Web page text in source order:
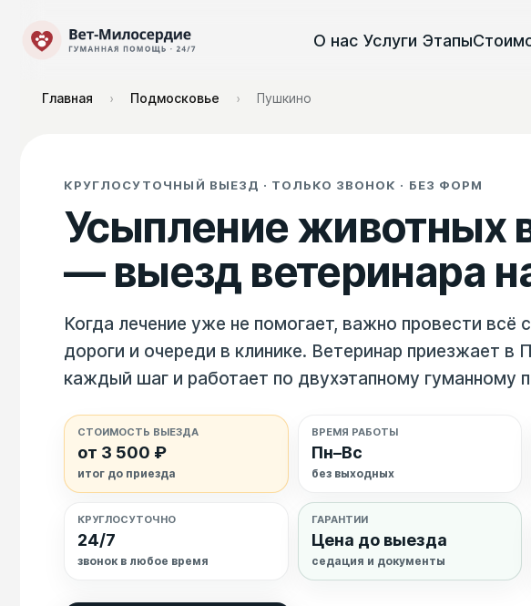
О нас Услуги Этапы
Главная › Подмосковье › Пушкино
КРУГЛОСУТОЧНЫЙ ВЫЕЗД · ТОЛЬКО ЗВОНОК · БЕЗ ФОРМ
Усыпление животных
— выезд ветеринара
Когда лечение уже не помогает, важно провести всё
дороги и очереди в клинике. Ветеринар приезжает в
каждый шаг и работает по двухэтапному гуманному
СТОИМОСТЬ ВЫЕЗДА
от 3 500 ₽
итог до приезда
ВРЕМЯ РАБОТЫ
Пн–Вс
без выходных
КРУГЛОСУТОЧНО
24/7
звонок в любое время
ГАРАНТИИ
Цена до выезда
седация и документы